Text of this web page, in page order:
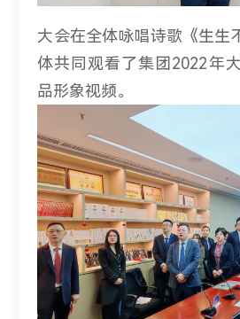
大会在全体咏唱诗歌《生生
体共同观看了集团2022年
品形象视频。